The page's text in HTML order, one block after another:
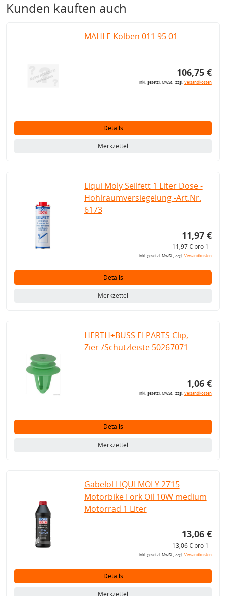
Kunden kauften auch
MAHLE Kolben 011 95 01
106,75 €
inkl. gesetzl. MwSt., zzgl.Versandkosten
Details
Merkzettel
Liqui Moly Seilfett 1 Liter Dose -
Hohlraumversiegelung -Art.Nr.
6173
11,97 €
11,97 € pro 1 l
inkl. gesetzl. MwSt., zzgl.Versandkosten
Details
Merkzettel
HERTH+BUSS ELPARTS Clip,
Zier-/Schutzleiste 50267071
1,06 €
inkl. gesetzl. MwSt., zzgl.Versandkosten
Details
Merkzettel
Gabelöl LIQUI MOLY 2715
Motorbike Fork Oil 10W medium
Motorrad 1 Liter
13,06 €
13,06 € pro 1 l
inkl. gesetzl. MwSt., zzgl.Versandkosten
Details